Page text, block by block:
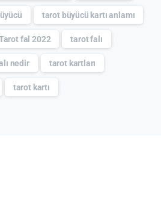
tarot büyücü kartı anlamı
fal 2022 tarot falı
nedir tarot kartları
tarot kartı